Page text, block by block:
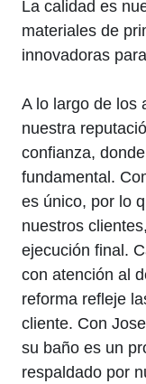
La calidad es
materiales de
innovadoras
A lo largo de los
nuestra
confianza,
fundamental.
es único, por lo
nuestros
ejecución final.
con atención al
reforma refleje
cliente. Con
su baño es un
respaldado por